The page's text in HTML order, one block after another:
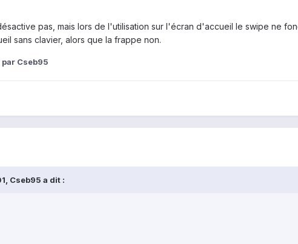
pas, mais lors de l'utilisation sur l'écran d'accueil le swipe ne
sans clavier, alors que la frappe non.
par Cseb95
Cseb95 a dit :